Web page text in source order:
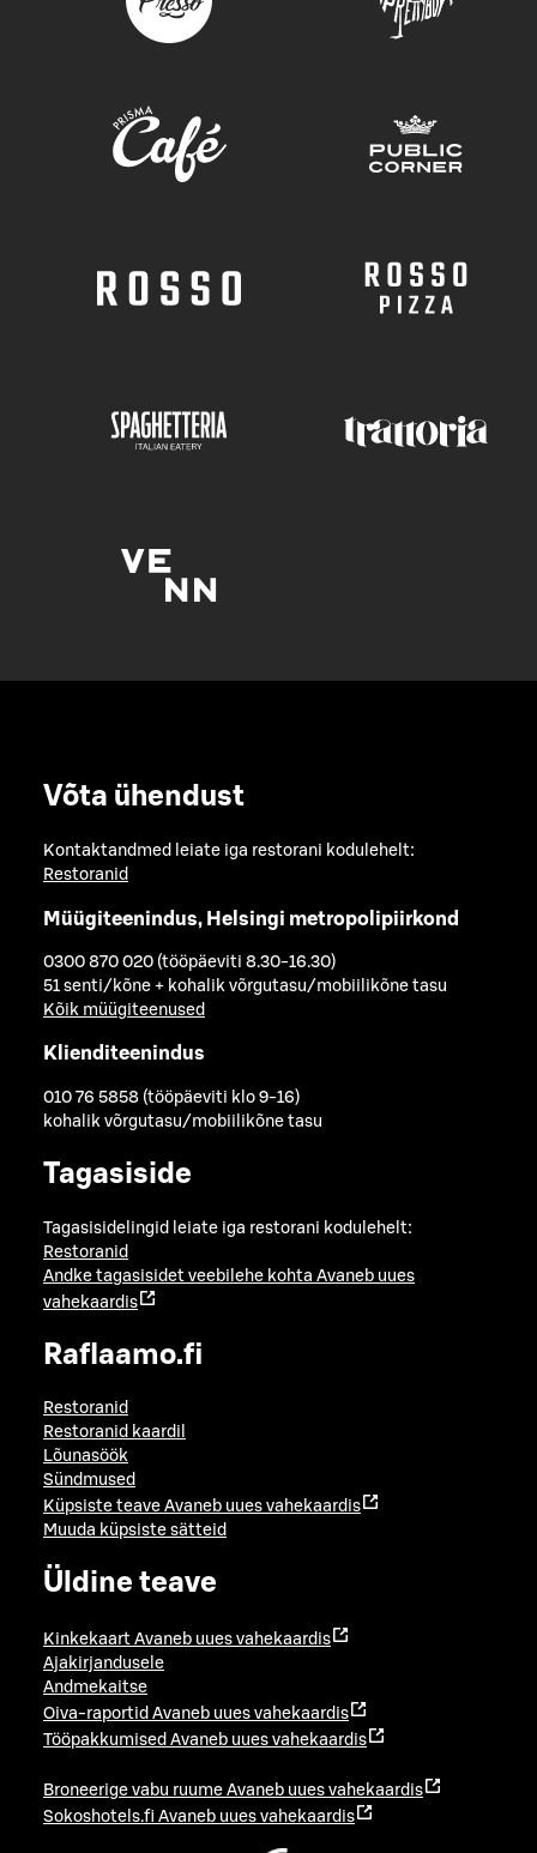
Võta ühendust
Kontaktandmed leiate iga restorani kodulehelt:
Restoranid
Müügiteenindus, Helsingi metropolipiirkond
0300 870 020 (tööpäeviti 8.30-16.30)
51 senti/kõne + kohalik võrgutasu/mobiilikõne tasu
Kõik müügiteenused
Klienditeenindus
010 76 5858 (tööpäeviti klo 9-16)
kohalik võrgutasu/mobiilikõne tasu
Tagasiside
Tagasisidelingid leiate iga restorani kodulehelt:
Restoranid
Andke tagasisidet veebilehe kohta Avaneb uues
vahekaardis
Raflaamo.fi
Restoranid
Restoranid kaardil
Lõunasöök
Sündmused
Küpsiste teave Avaneb uues vahekaardis
Muuda küpsiste sätteid
Üldine teave
Kinkekaart Avaneb uues vahekaardis
Ajakirjandusele
Andmekaitse
Oiva-raportid Avaneb uues vahekaardis
Tööpakkumised Avaneb uues vahekaardis
Broneerige vabu ruume Avaneb uues vahekaardis
Sokoshotels.fi Avaneb uues vahekaardis